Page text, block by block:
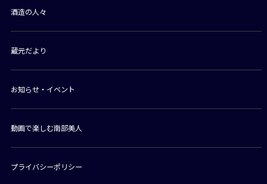
酒造の人々
蔵元だより
お知らせ・イベント
動画で楽しむ南部美人
プライバシーポリシー